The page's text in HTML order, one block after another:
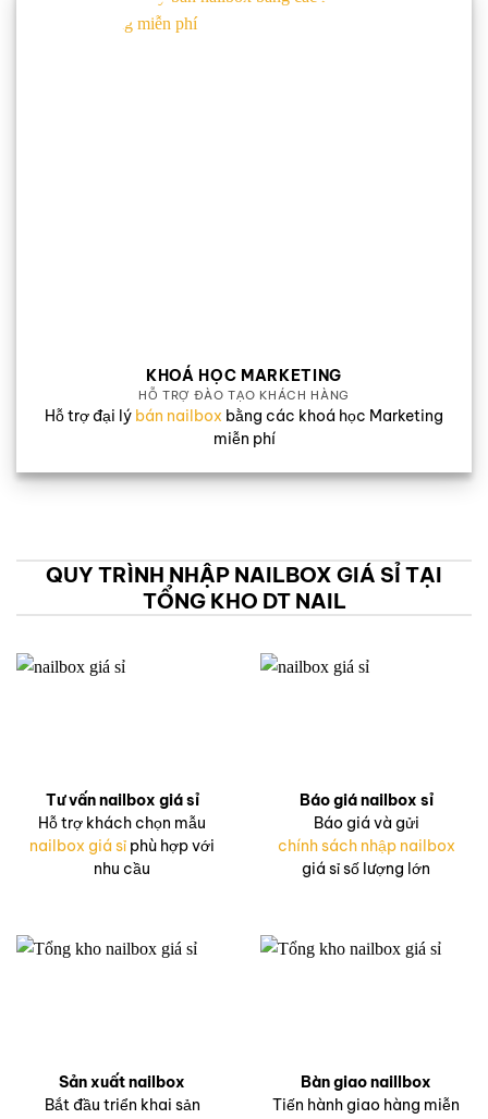
KHOÁ HỌC MARKETING
HỖ TRỢ ĐÀO TẠO KHÁCH HÀNG
Hỗ trợ đại lý bán nailbox bằng các khoá học Marketing
miễn phí
QUY TRÌNH NHẬP NAILBOX GIÁ SỈ TẠI
TỔNG KHO DT NAIL
Tư vấn nailbox giá sỉ
Hỗ trợ khách chọn mẫu
nailbox giá sỉ phù hợp với
nhu cầu
Báo giá nailbox sỉ
Báo giá và gửi
chính sách nhập nailbox
giá sỉ số lượng lớn
Sản xuất nailbox
Bắt đầu triển khai sản
Bàn giao naillbox
Tiến hành giao hàng miễn